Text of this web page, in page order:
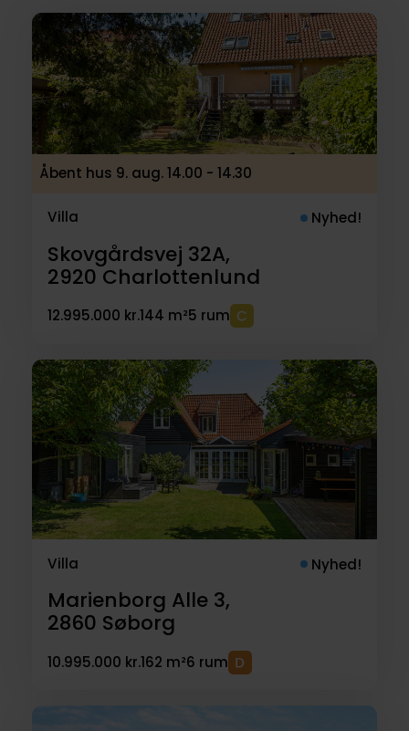
Åbent hus 9. aug. 14.00 - 14.30
Villa Nyhed!
Skovgårdsvej 32A,
2920 Charlottenlund
12.995.000 kr.144 m²5 rum
Villa Nyhed!
Marienborg Alle 3,
2860 Søborg
10.995.000 kr.162 m²6 rum